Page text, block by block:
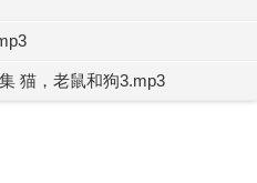
猫，老鼠和狗3.mp3